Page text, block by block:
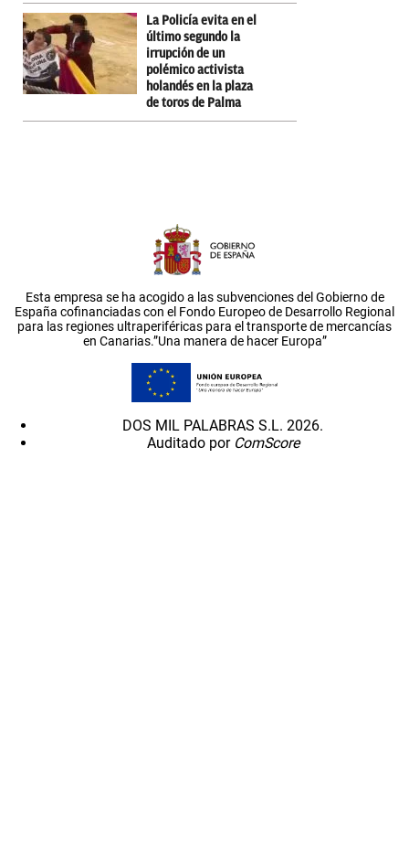
La Policía evita en el
último segundo la
irrupción de un
polémico activista
holandés en la plaza
de toros de Palma
Esta empresa se ha acogido a las subvenciones del Gobierno de
España cofinanciadas con el Fondo Europeo de Desarrollo Regional
para las regiones ultraperiféricas para el transporte de mercancías
en Canarias.”Una manera de hacer Europa”
DOS MIL PALABRAS S.L. 2026.
Auditado por ComScore